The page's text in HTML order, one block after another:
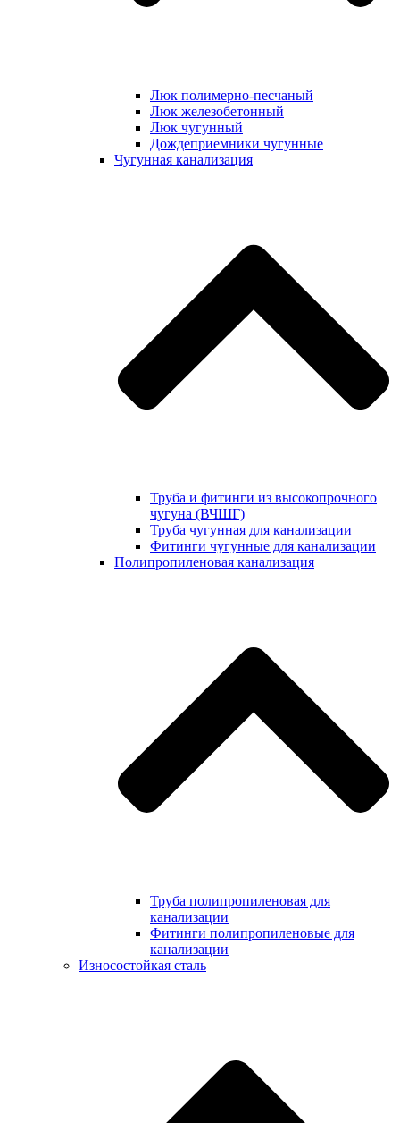
Люк полимерно-песчаный
Люк железобетонный
Люк чугунный
Дождеприемники чугунные
Чугунная канализация
Труба и фитинги из высокопрочного
чугуна (ВЧШГ)
Труба чугунная для канализации
Фитинги чугунные для канализации
Полипропиленовая канализация
Труба полипропиленовая для
канализации
Фитинги полипропиленовые для
канализации
Износостойкая сталь